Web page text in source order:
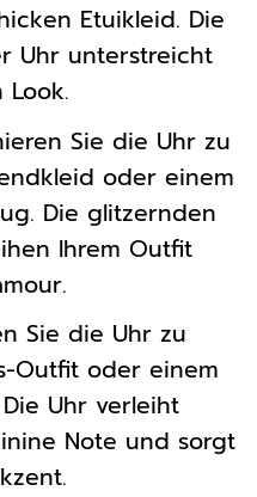
Etuikleid. Die
Uhr unterstreicht
Look.
Sie die Uhr zu
oder einem
Die glitzernden
Ihrem Outfit
Sie die Uhr zu
Outfit oder einem
Uhr verleiht
Note und sorgt